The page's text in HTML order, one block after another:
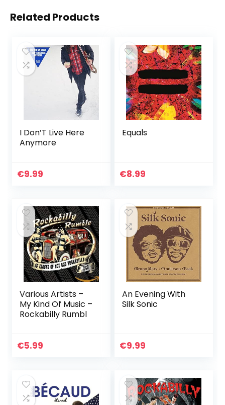
Related Products
I Don’T Live Here
Anymore
€9.99
Equals
€8.99
Various Artists –
My Kind Of Music –
Rockabilly Rumbl
€5.99
An Evening With
Silk Sonic
€9.99